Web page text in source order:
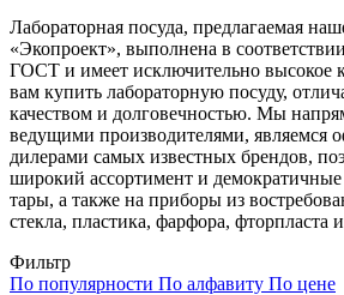
Лабораторная посуда, предлагаемая
«Экопроект», выполнена в
ГОСТ и имеет исключительно высокое
вам купить лабораторную посуду,
качеством и долговечностью. Мы
ведущими производителями, являемся
дилерами самых известных брендов,
широкий ассортимент и
тары, а также на приборы из
стекла, пластика, фарфора, фторпласта
Фильтр
По популярности По алфавиту По цене